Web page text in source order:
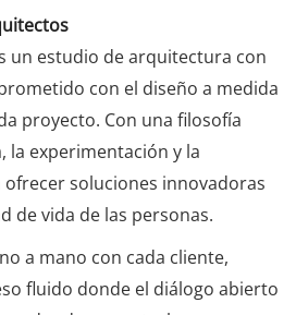
un estudio de arquitectura con
con el diseño a medida
proyecto. Con una filosofía
la experimentación y la
soluciones innovadoras
de vida de las personas.
a mano con cada cliente,
fluido donde el diálogo abierto